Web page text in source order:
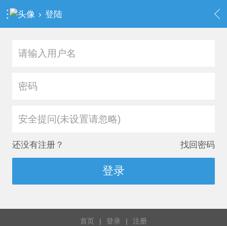
› 登陆
安全提问(未设置请忽略)
还没有注册？ 找回密码
登录
首页 | 登录 |
注册